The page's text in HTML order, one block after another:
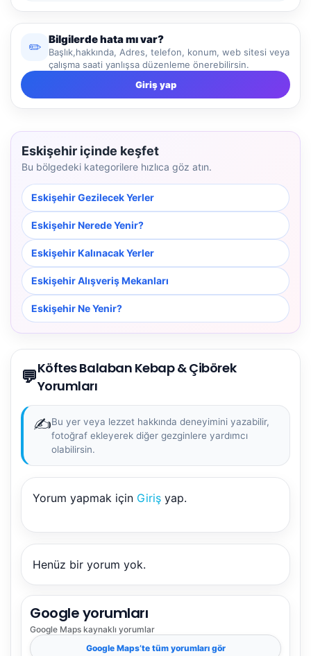
✏️
Bilgilerde hata mı var?
Başlık,hakkında, Adres, telefon, konum, web sitesi veya
çalışma saati yanlışsa düzenleme önerebilirsin.
Giriş yap
Eskişehir içinde keşfet
Bu bölgedeki kategorilere hızlıca göz atın.
Eskişehir Gezilecek Yerler
Eskişehir Nerede Yenir?
Eskişehir Kalınacak Yerler
Eskişehir Alışveriş Mekanları
Eskişehir Ne Yenir?
💬Köftes Balaban Kebap & Çibörek
Yorumları
✍️Bu yer veya lezzet hakkında deneyimini yazabilir,
fotoğraf ekleyerek diğer gezginlere yardımcı
olabilirsin.
Yorum yapmak için Giriş yap.
Henüz bir yorum yok.
Google yorumları
Google Maps kaynaklı yorumlar
Google Maps’te tüm yorumları gör
NBY Akıllı Asistan
AI kullanmadan, sitedeki gerçek yerlerle akıllı rota
önerir.
Şehir / ilçe